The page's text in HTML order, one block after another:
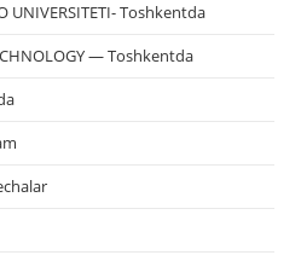
UNIVERSITETI- Toshkentda
— Toshkentda